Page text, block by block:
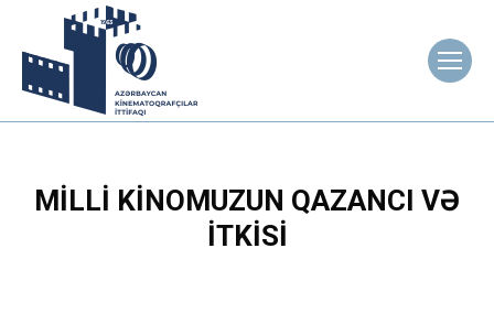
MILLI KINOMUZUN QAZANCI VƏ
ITKISI